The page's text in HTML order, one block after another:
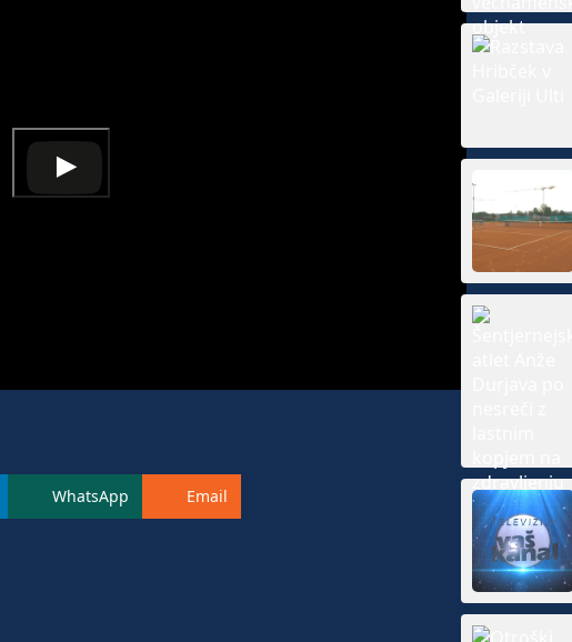
WhatsApp Email